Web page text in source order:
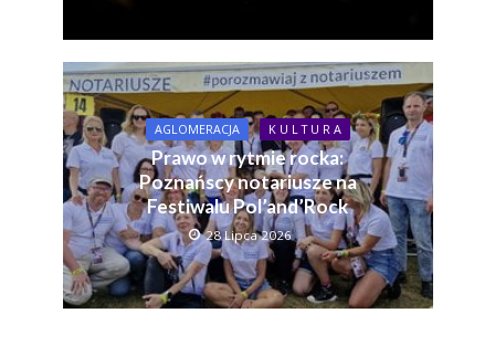
AGLOMERACJA K U L T U R A
Prawo w rytmie rocka:
Poznańscy notariusze na
Festiwalu Pol’and’Rock
28 Lipca 2026